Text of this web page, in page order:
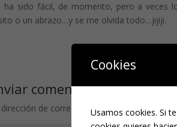
ha sido fácil, de momento, pero a veces
o un abrazo…y se me olvida todo…jijiji.
comentario
de correo electrónico no será
Cookies
Usamos cookies. Si